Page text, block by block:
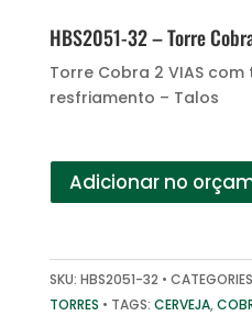
HBS2051-32 – Torre
Torre Cobra 2 VIAS
resfriamento – Talos
Adicionar no
SKU: HBS2051-32
TORRES
TAGS: CERVEJA,